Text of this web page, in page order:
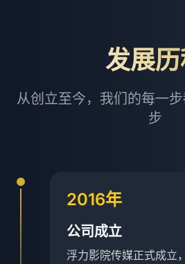
发展
从创立至今，我们的每一
步
2016年
公司成立
浮力影院传媒正式成立